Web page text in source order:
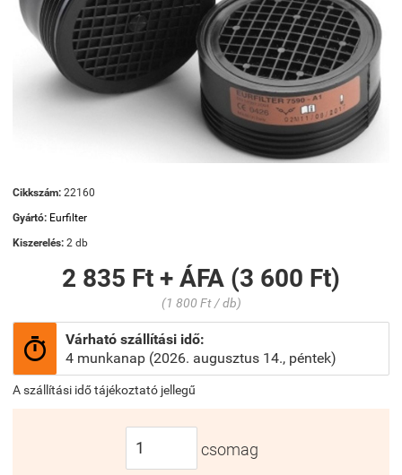
Cikkszám: 22160
Gyártó: Eurfilter
Kiszerelés: 2 db
2 835 Ft + ÁFA (3 600 Ft)
(1 800 Ft / db)

Várható szállítási idő:
4 munkanap (2026. augusztus 14., péntek)
A szállítási idő tájékoztató jellegű
csomag